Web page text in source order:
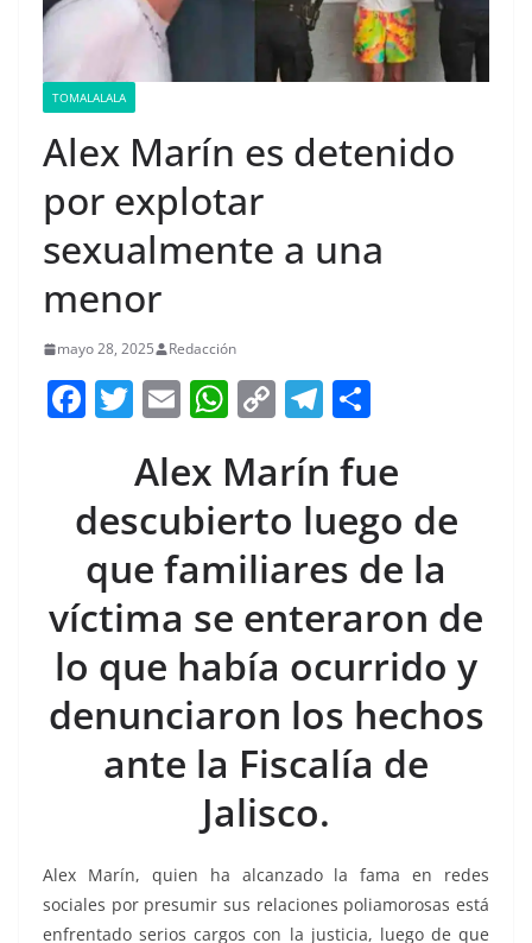
TOMALALALA
Alex Marín es detenido
por explotar
sexualmente a una
menor
mayo 28, 2025 Redacción
F
e
b
o
o
k
T
itt
er
E
ai
l
W
at
s
A
p
p
C
p
y
Li
n
k
T
e
gr
a
m
ar
e
Alex Marín fue
descubierto luego de
que familiares de la
víctima se enteraron de
lo que había ocurrido y
denunciaron los hechos
ante la Fiscalía de
Jalisco.
Alex Marín, quien ha alcanzado la fama en redes
sociales por presumir sus relaciones poliamorosas está
enfrentado serios cargos con la justicia, luego de que